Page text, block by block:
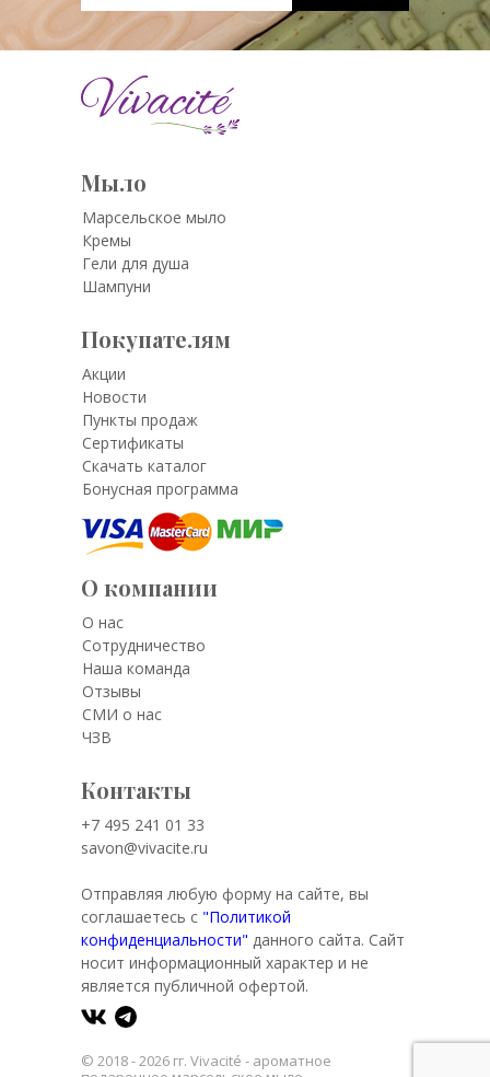
Мыло
Марсельское мыло
Кремы
Гели для душа
Шампуни
Покупателям
Акции
Новости
Пункты продаж
Сертификаты
Скачать каталог
Бонусная программа
О компании
О нас
Сотрудничество
Наша команда
Отзывы
СМИ о нас
ЧЗВ
Контакты
+7 495 241 01 33
savon@vivacite.ru
Отправляя любую форму на сайте, вы
соглашаетесь с "Политикой
конфиденциальности" данного сайта. Сайт
носит информационный характер и не
является публичной офертой.
© 2018 - 2026 гг. Vivacité - ароматное